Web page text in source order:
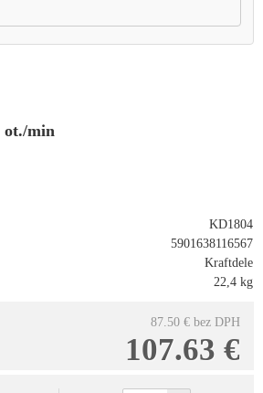
ot./min
KD1804
5901638116567
Kraftdele
22,4 kg
87.50 € bez DPH
107.63 €